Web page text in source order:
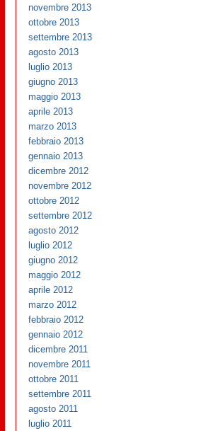
novembre 2013
ottobre 2013
settembre 2013
agosto 2013
luglio 2013
giugno 2013
maggio 2013
aprile 2013
marzo 2013
febbraio 2013
gennaio 2013
dicembre 2012
novembre 2012
ottobre 2012
settembre 2012
agosto 2012
luglio 2012
giugno 2012
maggio 2012
aprile 2012
marzo 2012
febbraio 2012
gennaio 2012
dicembre 2011
novembre 2011
ottobre 2011
settembre 2011
agosto 2011
luglio 2011